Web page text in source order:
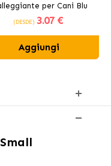
per Cani Blu
(DESDE) 3.07 €
Aggiungi